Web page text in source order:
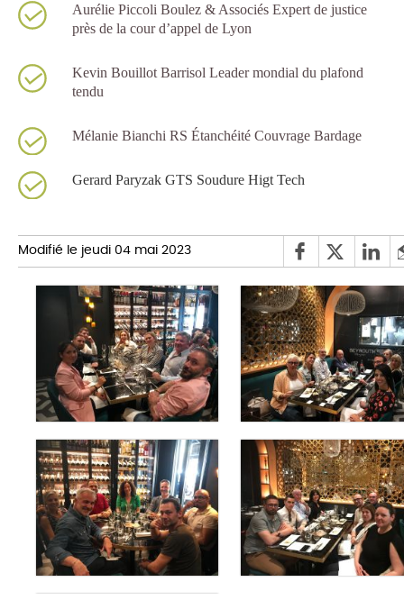
Aurélie Piccoli Boulez & Associés Expert de justice
près de la cour d’appel de Lyon
Kevin Bouillot Barrisol Leader mondial du plafond
tendu
Mélanie Bianchi RS Étanchéité Couvrage Bardage
Gerard Paryzak GTS Soudure Higt Tech
Modifié le jeudi 04 mai 2023